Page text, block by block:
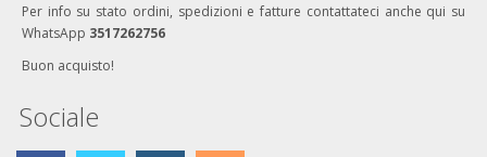
Per info su stato ordini, spedizioni e fatture contattateci anche qui su
WhatsApp 3517262756
Buon acquisto!
Sociale